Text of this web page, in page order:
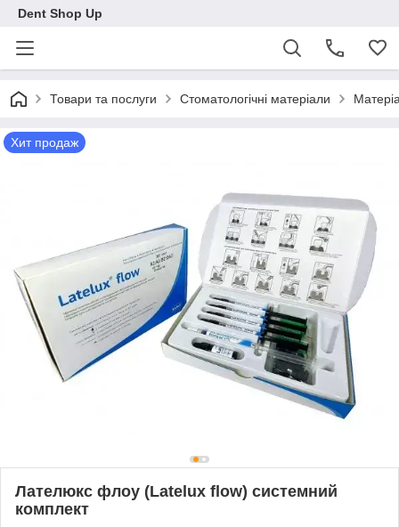
Dent Shop Up
Товари та послуги Стоматологічні матеріали
Хит продаж
Лателюкс флоу (Latelux flow) системний
комплект